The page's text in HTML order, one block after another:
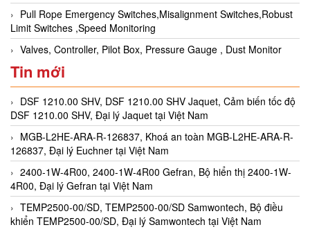
Pull Rope Emergency Switches,Misalignment Switches,Robust
Limit Switches ,Speed Monitoring
Valves, Controller, Pilot Box, Pressure Gauge , Dust Monitor
Tin mới
DSF 1210.00 SHV, DSF 1210.00 SHV Jaquet, Cảm biến tốc độ
DSF 1210.00 SHV, Đại lý Jaquet tại Việt Nam
MGB-L2HE-ARA-R-126837, Khoá an toàn MGB-L2HE-ARA-R-
126837, Đại lý Euchner tại Việt Nam
2400-1W-4R00, 2400-1W-4R00 Gefran, Bộ hiển thị 2400-1W-
4R00, Đại lý Gefran tại Việt Nam
TEMP2500-00/SD, TEMP2500-00/SD Samwontech, Bộ điều
khiển TEMP2500-00/SD, Đại lý Samwontech tại Việt Nam